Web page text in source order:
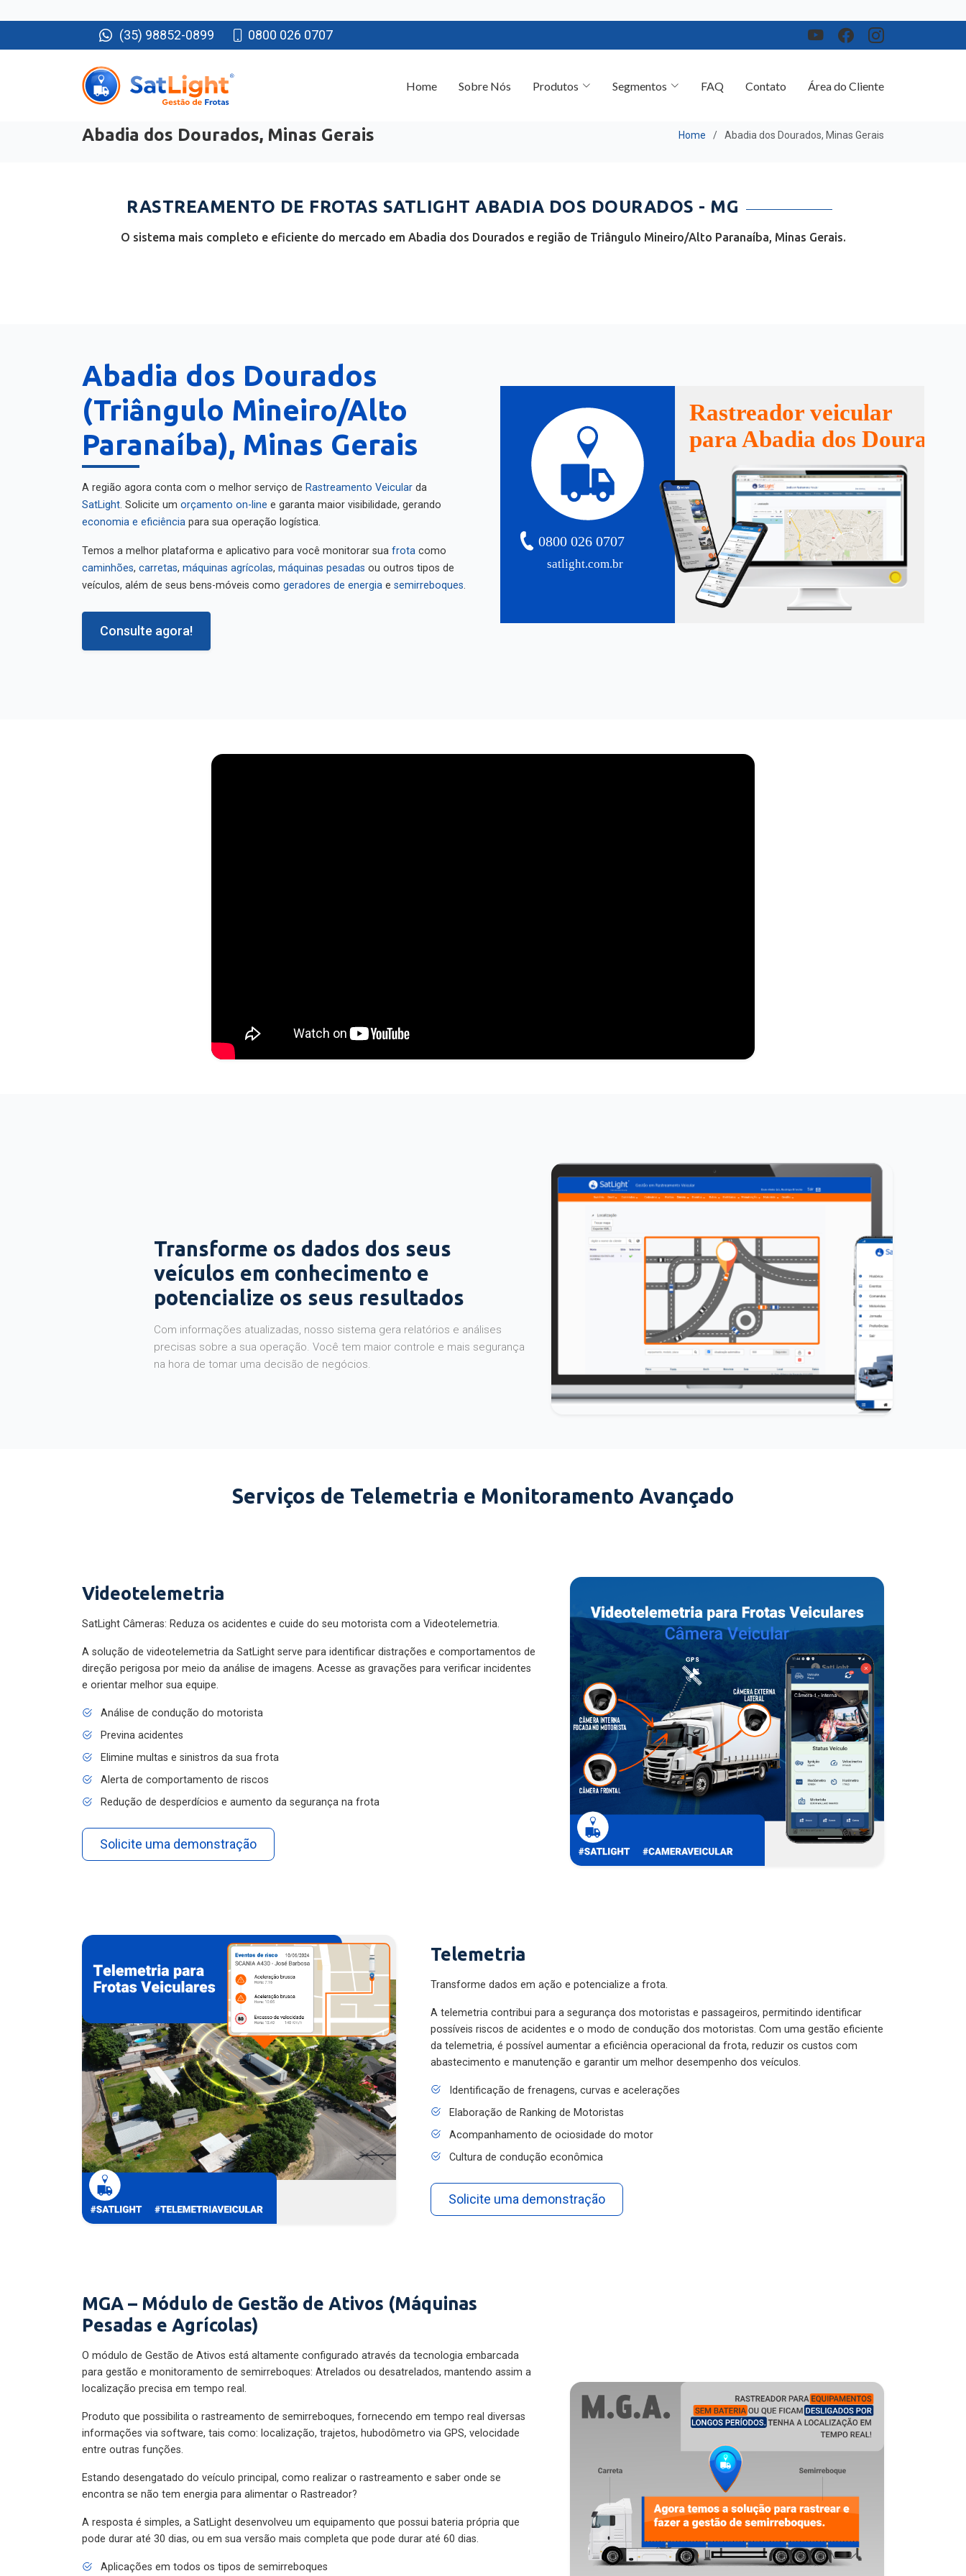
Abadia dos Dourados, Minas Gerais
RASTREAMENTO DE FROTAS SATLIGHT ABADIA DOS DOURADOS - MG
O sistema mais completo e eficiente do mercado em Abadia dos Dourados e região de Triângulo Mineiro/Alto Paranaíba, Minas Gerais.
Abadia dos Dourados
(Triângulo Mineiro/Alto
Paranaíba), Minas Gerais
A região agora conta com o melhor serviço de Rastreamento Veicular
da
SatLight
. Solicite um orçamento on-line
e garanta maior visibilidade, gerando
economia e eficiência
para sua operação logística.
Temos a melhor plataforma e aplicativo para você monitorar sua frota
caminhões
máquinas agrícolas máquinas pesadas
ou outros tipos de
veículos, além de seus bens-móveis como
geradores de energia semirreboques
Consulte agora!
satlight.com.br
0800 026 0707
Rastreador veicular
para Abadia dos Dourados
Transforme os dados dos seus
veículos em conhecimento e
potencialize os seus resultados
Com informações atualizadas, nosso sistema gera relatórios e análises
precisas sobre a sua operação. Você tem maior controle e mais segurança
na hora de tomar uma decisão de negócios.
Serviços de Telemetria e Monitoramento Avançado
Videotelemetria
SatLight Câmeras: Reduza os acidentes e cuide do seu motorista com a Videotelemetria.
A solução de videotelemetria da SatLight serve para identificar distrações e comportamentos de
direção perigosa por meio da análise de imagens. Acesse as gravações para verificar incidentes
e orientar melhor sua equipe.
Análise de condução do motorista
Previna acidentes
Elimine multas e sinistros da sua frota
Alerta de comportamento de riscos
Redução de desperdícios e aumento da segurança na frota
Solicite uma demonstração
Telemetria
Transforme dados em ação e potencialize a frota.
A telemetria contribui para a segurança dos motoristas e passageiros, permitindo identificar
possíveis riscos de acidentes e o modo de condução dos motoristas. Com uma gestão eficiente
da telemetria, é possível aumentar a eficiência operacional da frota, reduzir os custos com
abastecimento e manutenção e garantir um melhor desempenho dos veículos.
Identificação de frenagens, curvas e acelerações
Elaboração de Ranking de Motoristas
Acompanhamento de ociosidade do motor
Cultura de condução econômica
Solicite uma demonstração
MGA – Módulo de Gestão de Ativos (Máquinas
Pesadas e Agrícolas)
O módulo de Gestão de Ativos está altamente configurado através da tecnologia embarcada
para gestão e monitoramento de semirreboques: Atrelados ou desatrelados, mantendo assim a
localização precisa em tempo real.
Produto que possibilita o rastreamento de semirreboques, fornecendo em tempo real diversas
informações via software, tais como: localização, trajetos, hubodômetro via GPS, velocidade
entre outras funções.
Estando desengatado do veículo principal, como realizar o rastreamento e saber onde se
encontra se não tem energia para alimentar o Rastreador?
A resposta é simples, a SatLight desenvolveu um equipamento que possui bateria própria que
pode durar até 30 dias, ou em sua versão mais completa que pode durar até 60 dias.
Aplicações em todos os tipos de semirreboques